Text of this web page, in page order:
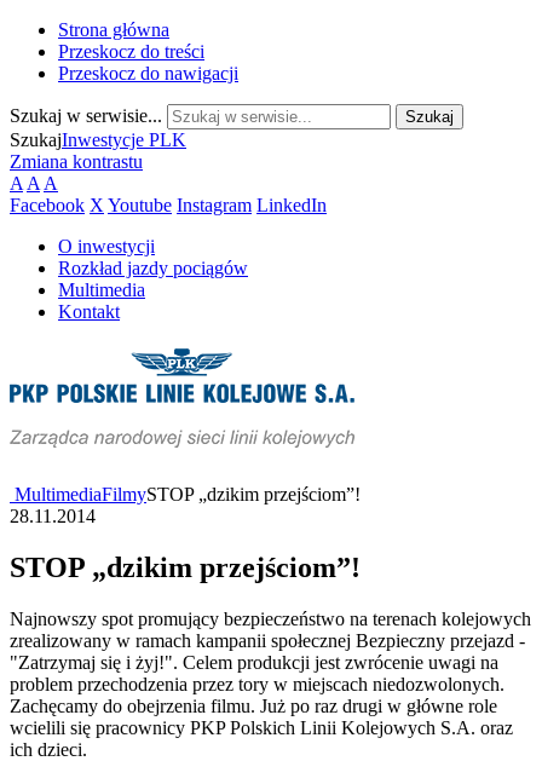
Strona główna
Przeskocz do treści
Przeskocz do nawigacji
Szukaj w serwisie...
SzukajInwestycje PLK
Zmiana kontrastu
A A A
Facebook X Youtube Instagram LinkedIn
O inwestycji
Rozkład jazdy pociągów
Multimedia
Kontakt
MultimediaFilmySTOP „dzikim przejściom”!
28.11.2014
STOP „dzikim przejściom”!
Najnowszy spot promujący bezpieczeństwo na terenach kolejowych
zrealizowany w ramach kampanii społecznej Bezpieczny przejazd -
"Zatrzymaj się i żyj!". Celem produkcji jest zwrócenie uwagi na
problem przechodzenia przez tory w miejscach niedozwolonych.
Zachęcamy do obejrzenia filmu. Już po raz drugi w główne role
wcielili się pracownicy PKP Polskich Linii Kolejowych S.A. oraz
ich dzieci.